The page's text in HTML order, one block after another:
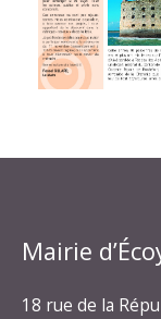
Mairie
18 rue de la